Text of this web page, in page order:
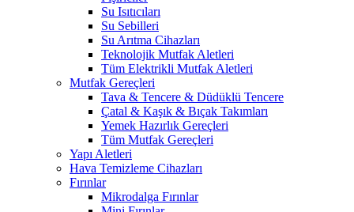
Su Isıtıcıları
Su Sebilleri
Su Arıtma Cihazları
Teknolojik Mutfak Aletleri
Tüm Elektrikli Mutfak Aletleri
Mutfak Gereçleri
Tava & Tencere & Düdüklü Tencere
Çatal & Kaşık & Bıçak Takımları
Yemek Hazırlık Gereçleri
Tüm Mutfak Gereçleri
Yapı Aletleri
Hava Temizleme Cihazları
Fırınlar
Mikrodalga Fırınlar